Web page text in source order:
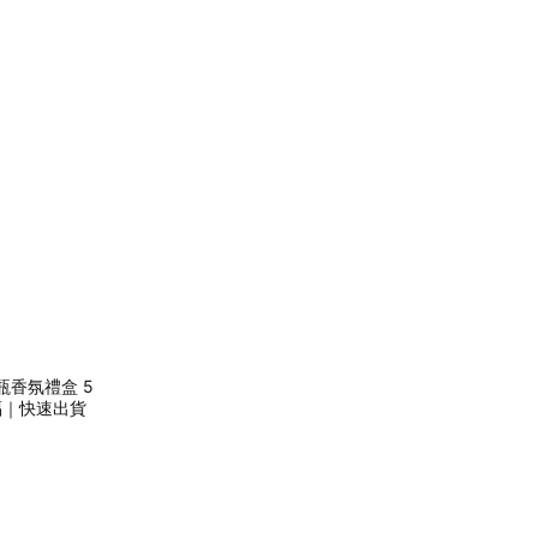
香氛禮盒 5
快速出貨